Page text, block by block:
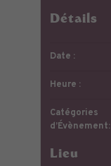
Détails
Date :
Heure :
Catégories
d’Évènement:
Lieu